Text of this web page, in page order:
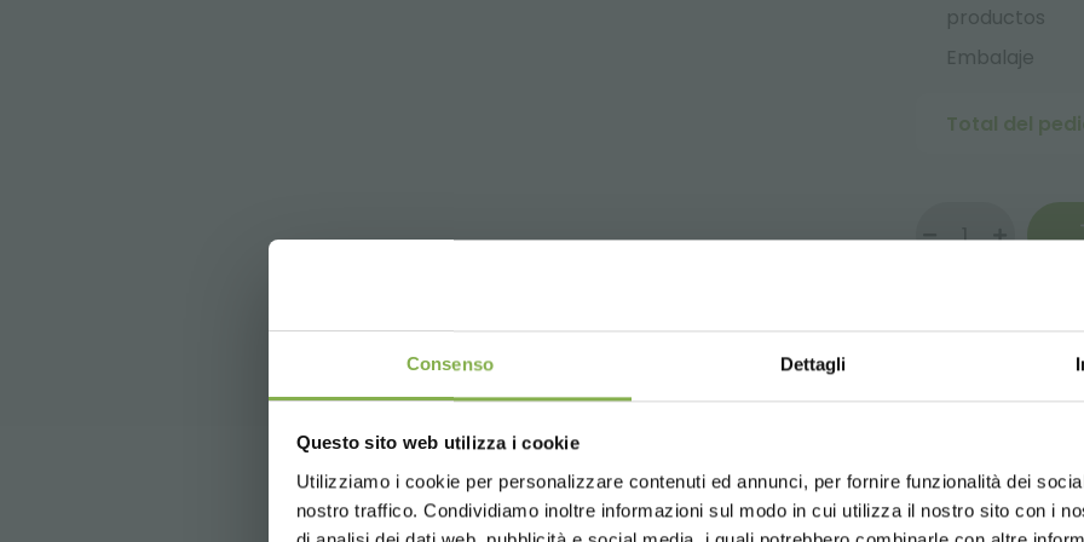
Consenso Dettagli
Questo sito web utilizza i cookie
Utilizziamo i cookie per personalizzare contenuti ed annunci, per fornire funzionalità dei
nostro traffico. Condividiamo inoltre informazioni sul modo in cui utilizza il nostro sito con i
productos
Embalaje
Total del
PAGO SEGURO
DESCARGAR FICHA
Inicie sesión o regístrese para
ficha técnica